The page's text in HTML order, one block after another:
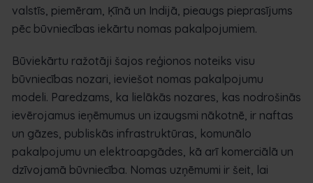
valstīs, piemēram, Ķīnā un Indijā, pieaugs pieprasījums
pēc būvniecības iekārtu nomas pakalpojumiem.
Būviekārtu ražotāji šajos reģionos noteiks visu
būvniecības nozari, ieviešot nomas pakalpojumu
modeli. Paredzams, ka lielākās nozares, kas nodrošinās
ievērojamus ieņēmumus un izaugsmi nākotnē, ir naftas
un gāzes, publiskās infrastruktūras, komunālo
pakalpojumu un elektroapgādes, kā arī komerciālā un
dzīvojamā būvniecība. Nomas uzņēmumi ir šeit, lai